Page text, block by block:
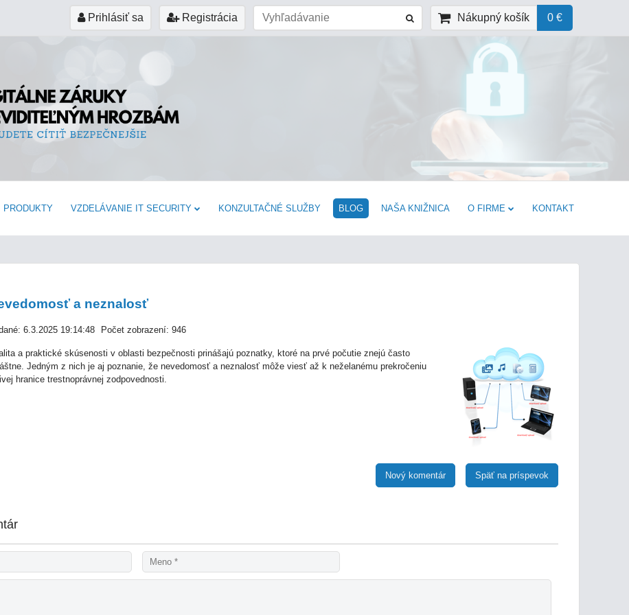
Prihlásiť sa Registrácia Nákupný košík 0 €
PRODUKTY VZDELÁVANIE IT SECURITY KONZULTAČNÉ SLUŽBY BLOG NAŠA KNIŽNICA O FIRME KONTAKT
a neznalosť
6.3.2025 19:14:48 Počet zobrazení: 946
a praktické skúsenosti v oblasti bezpečnosti prinášajú poznatky, ktoré na prvé počutie znejú často
Jedným z nich je aj poznanie, že nevedomosť a neznalosť môže viesť až k neželanému prekročeniu
hranice trestnoprávnej zodpovednosti.
Späť na príspevok
Nový komentár